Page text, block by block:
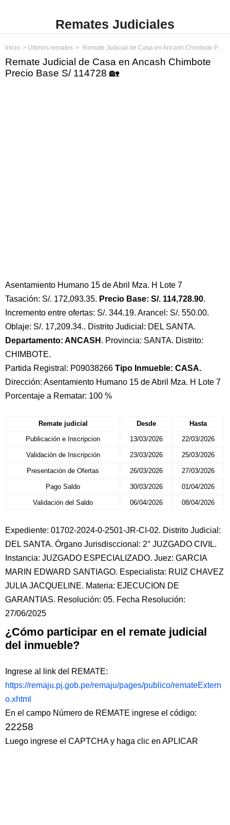
Remates Judiciales
Inicio Últimos remates Remate Judicial de Casa en Ancash Chimbote Precio Base S/ 114728
Remate Judicial de Casa en Ancash Chimbote
Precio Base S/ 114728 🏡
Asentamiento Humano 15 de Abril Mza. H Lote 7
Tasación: S/. 172,093.35. Precio Base: S/. 114,728.90.
Incremento entre ofertas: S/. 344.19. Arancel: S/. 550.00.
Oblaje: S/. 17,209.34.. Distrito Judicial: DEL SANTA.
Departamento: ANCASH . Provincia: SANTA. Distrito:
CHIMBOTE.
Partida Registral: P09038266 Tipo Inmueble: CASA.
Dirección: Asentamiento Humano 15 de Abril Mza. H Lote 7
Porcentaje a Rematar: 100 %
Remate judicial Desde
Hasta
Publicación e Inscripcion
13/03/2026 22/03/2026
Validación de Inscripción 23/03/2026 25/03/2026
Presentación de Ofertas 26/03/2026 27/03/2026
Pago Saldo 30/03/2026 01/04/2026
Validación del Saldo 06/04/2026 08/04/2026
Expediente: 01702-2024-0-2501-JR-CI-02. Distrito Judicial:
DEL SANTA. Órgano Jurisdisccional: 2° JUZGADO CIVIL.
Instancia: JUZGADO ESPECIALIZADO. Juez: GARCIA
MARIN EDWARD SANTIAGO. Especialista: RUIZ CHAVEZ
JULIA JACQUELINE. Materia: EJECUCION DE
GARANTIAS. Resolución: 05. Fecha Resolución:
27/06/2025
¿Cómo participar en el remate judicial
del inmueble?
Ingrese al link del REMATE:
https://remaju.pj.gob.pe/remaju/pages/publico/remateExtern
o.xhtml
En el campo Número de REMATE ingrese el código:
22258
Luego ingrese el CAPTCHA y haga clic en APLICAR